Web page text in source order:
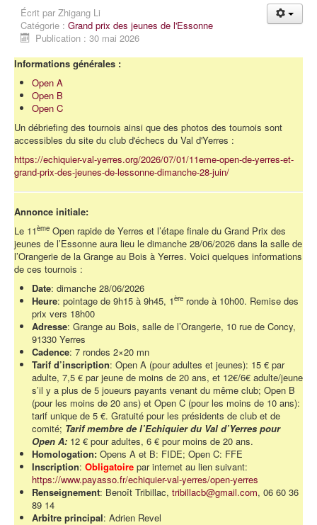
Écrit par Zhigang Li
Catégorie : Grand prix des jeunes de l'Essonne
Publication : 30 mai 2026
Informations générales :
Open A
Open B
Open C
Un débriefing des tournois ainsi que des photos des tournois sont
accessibles du site du club d'échecs du Val d'Yerres :
https://echiquier-val-yerres.org/2026/07/01/11eme-open-de-yerres-et-
grand-prix-des-jeunes-de-lessonne-dimanche-28-juin/
Annonce initiale:
Le 11ème Open rapide de Yerres et l’étape finale du Grand Prix des
jeunes de l’Essonne aura lieu le dimanche 28/06/2026 dans la salle de
l’Orangerie de la Grange au Bois à Yerres. Voici quelques informations
de ces tournois :
Date: dimanche 28/06/2026
Heure: pointage de 9h15 à 9h45, 1ère ronde à 10h00. Remise des
prix vers 18h00
Adresse: Grange au Bois, salle de l’Orangerie, 10 rue de Concy,
91330 Yerres
Cadence: 7 rondes 2×20 mn
Tarif d’inscription: Open A (pour adultes et jeunes): 15 € par
adulte, 7,5 € par jeune de moins de 20 ans, et 12€/6€ adulte/jeune
s’il y a plus de 5 joueurs payants venant du même club; Open B
(pour les moins de 20 ans) et Open C (pour les moins de 10 ans):
tarif unique de 5 €. Gratuité pour les présidents de club et de
comité; Tarif membre de l’Echiquier du Val d’Yerres pour
Open A: 12 € pour adultes, 6 € pour moins de 20 ans.
Homologation: Opens A et B: FIDE; Open C: FFE
Inscription: Obligatoire par internet au lien suivant:
https://www.payasso.fr/echiquier-val-yerres/open-yerres
Renseignement: Benoît Tribillac, tribillacb@gmail.com, 06 60 36
89 14
Arbitre principal: Adrien Revel